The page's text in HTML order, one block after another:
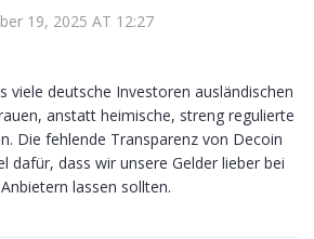
19, 2025 AT 12:27
viele deutsche Investoren ausländischen
anstatt heimische, streng regulierte
Die fehlende Transparenz von Decoin
dafür, dass wir unsere Gelder lieber bei
lassen sollten.